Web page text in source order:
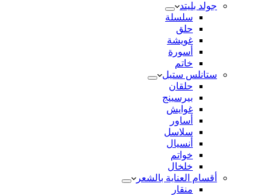
جولد بليتد
سلسلة
حلق
غويشة
أسورة
خاتم
ستانلس ستيل
حلقان
بيرسينج
غوايش
أساور
سلاسل
أنسيال
خواتم
خلخال
أقسام العناية بالشعر
منقار